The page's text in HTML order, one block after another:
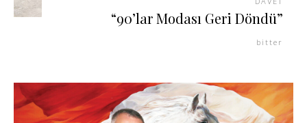
“90’lar Modası Geri Döndü”
bitter